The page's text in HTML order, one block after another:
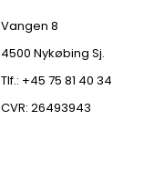
Vangen 8
4500 Nykøbing Sj.
Tlf.: +45 75 81 40 34
CVR: 26493943